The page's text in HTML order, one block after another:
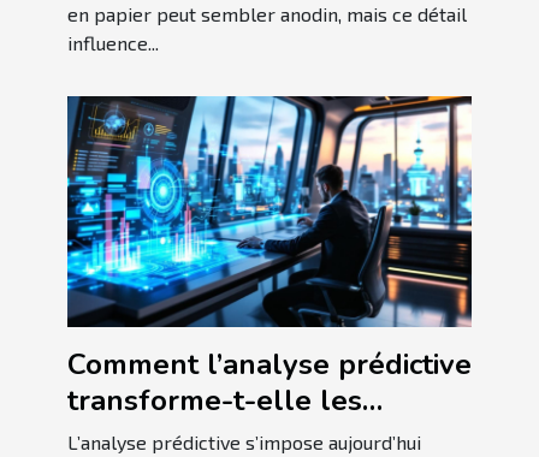
en papier peut sembler anodin, mais ce détail
influence...
Comment l’analyse prédictive
transforme-t-elle les
stratégies d'affaires ?
L’analyse prédictive s’impose aujourd’hui